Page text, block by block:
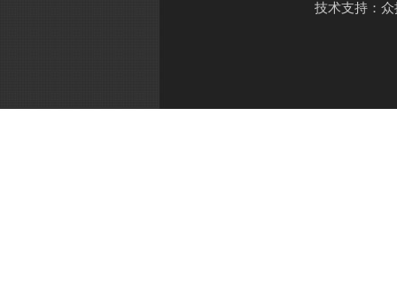
技术支持：